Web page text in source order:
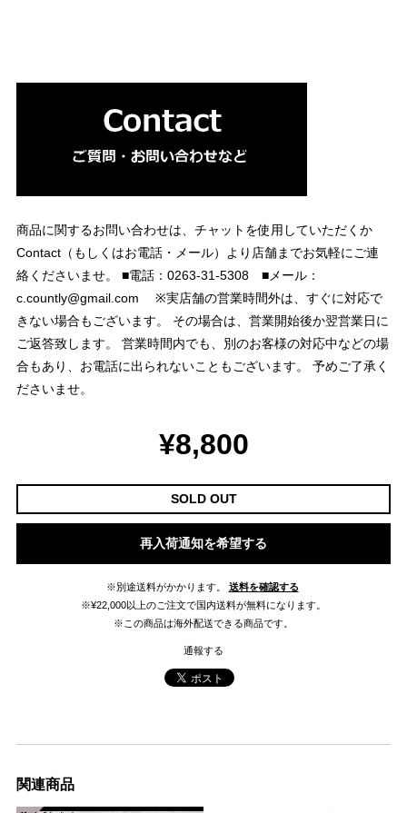
商品に関するお問い合わせは、チャットを使用していただくか
Contact（もしくはお電話・メール）より店舗までお気軽にご連
絡くださいませ。 ■電話：0263-31-5308 ■メール：
c.countly@gmail.com ※実店舗の営業時間外は、すぐに対応で
きない場合もございます。 その場合は、営業開始後か翌営業日に
ご返答致します。 営業時間内でも、別のお客様の対応中などの場
合もあり、お電話に出られないこともございます。 予めご了承く
ださいませ。
¥8,800
SOLD OUT
再入荷通知を希望する
※別途送料がかかります。
送料を確認する
※¥22,000以上のご注文で国内送料が無料になります。
※この商品は海外配送できる商品です。
通報する
関連商品